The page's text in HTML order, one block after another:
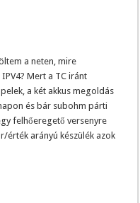
a neten, mire
Mert a TC iránt
a két akkus megoldás
és bár subohm párti
felhőeregető versenyre
érték arányú készülék azok